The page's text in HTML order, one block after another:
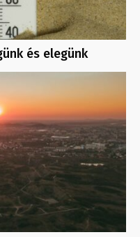
és elegünk